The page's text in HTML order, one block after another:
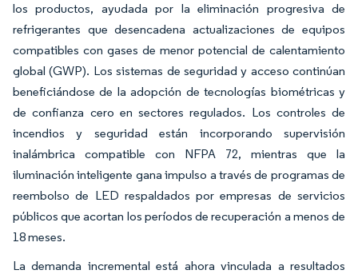
los productos, ayudada por la eliminación progresiva de
refrigerantes que desencadena actualizaciones de equipos
compatibles con gases de menor potencial de calentamiento
global (GWP). Los sistemas de seguridad y acceso continúan
beneficiándose de la adopción de tecnologías biométricas y
de confianza cero en sectores regulados. Los controles de
incendios y seguridad están incorporando supervisión
inalámbrica compatible con NFPA 72, mientras que la
iluminación inteligente gana impulso a través de programas de
reembolso de LED respaldados por empresas de servicios
públicos que acortan los períodos de recuperación a menos de
18 meses.
La demanda incremental está ahora vinculada a resultados